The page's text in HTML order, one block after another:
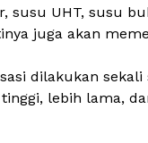
susu UHT, susu
juga akan
dilakukan
lebih lama,